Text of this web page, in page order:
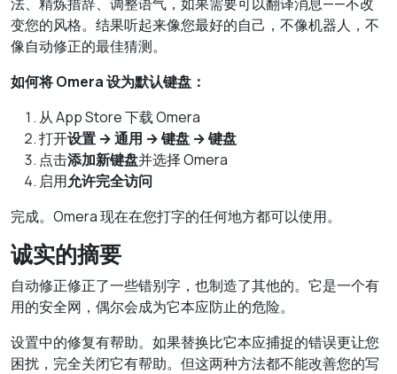
变您的风格。结果听起来像您最好的自己，不像机器人，不
像自动修正的最佳猜测。
如何将 Omera 设为默认键盘：
从 App Store 下载 Omera
打开设置 → 通用 → 键盘 → 键盘
点击添加新键盘并选择 Omera
启用允许完全访问
完成。Omera 现在在您打字的任何地方都可以使用。
诚实的摘要
自动修正修正了一些错别字，也制造了其他的。它是一个有
用的安全网，偶尔会成为它本应防止的危险。
设置中的修复有帮助。如果替换比它本应捕捉的错误更让您
困扰，完全关闭它有帮助。但这两种方法都不能改善您的写